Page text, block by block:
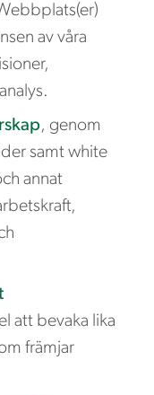
av våra
, genom
samt white
annat
att bevaka lika
främjar